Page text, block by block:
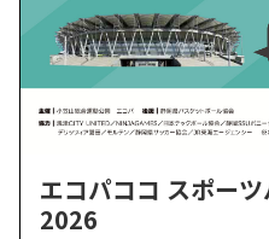
エコパココ スポー
2026